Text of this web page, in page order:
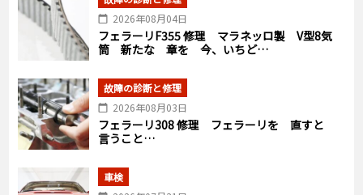
2026年08月04日
フェラーリF355 修理 マラネッロ製 V型8気
筒 新たな 章を 今、いちど…
故障の診断と修理
2026年08月03日
フェラーリ308 修理 フェラーリを 直すと
言うこと…
車検